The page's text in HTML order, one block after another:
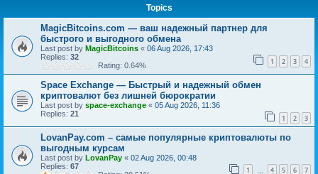
Topics
MagicBitcoins.com — ваш надежный партнер для
быстрого и выгодного обмена
Last post by MagicBitcoins « 06 Aug 2026, 17:43
Replies: 32 1 2 3 4
Rating: 0.64%
Space Exchange — Быстрый и надежный обмен
криптовалют без лишней бюрократии
Last post by space-exchange « 05 Aug 2026, 11:36
Replies: 21 1 2 3
LovanPay.com – самые популярные криптовалюты по
выгодным курсам
Last post by LovanPay « 02 Aug 2026, 00:48
Replies: 67 1 4 5 6 7